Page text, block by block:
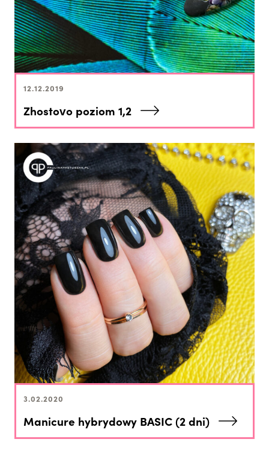
12.12.2019
Zhostovo poziom 1,2
3.02.2020
Manicure hybrydowy BASIC (2 dni)